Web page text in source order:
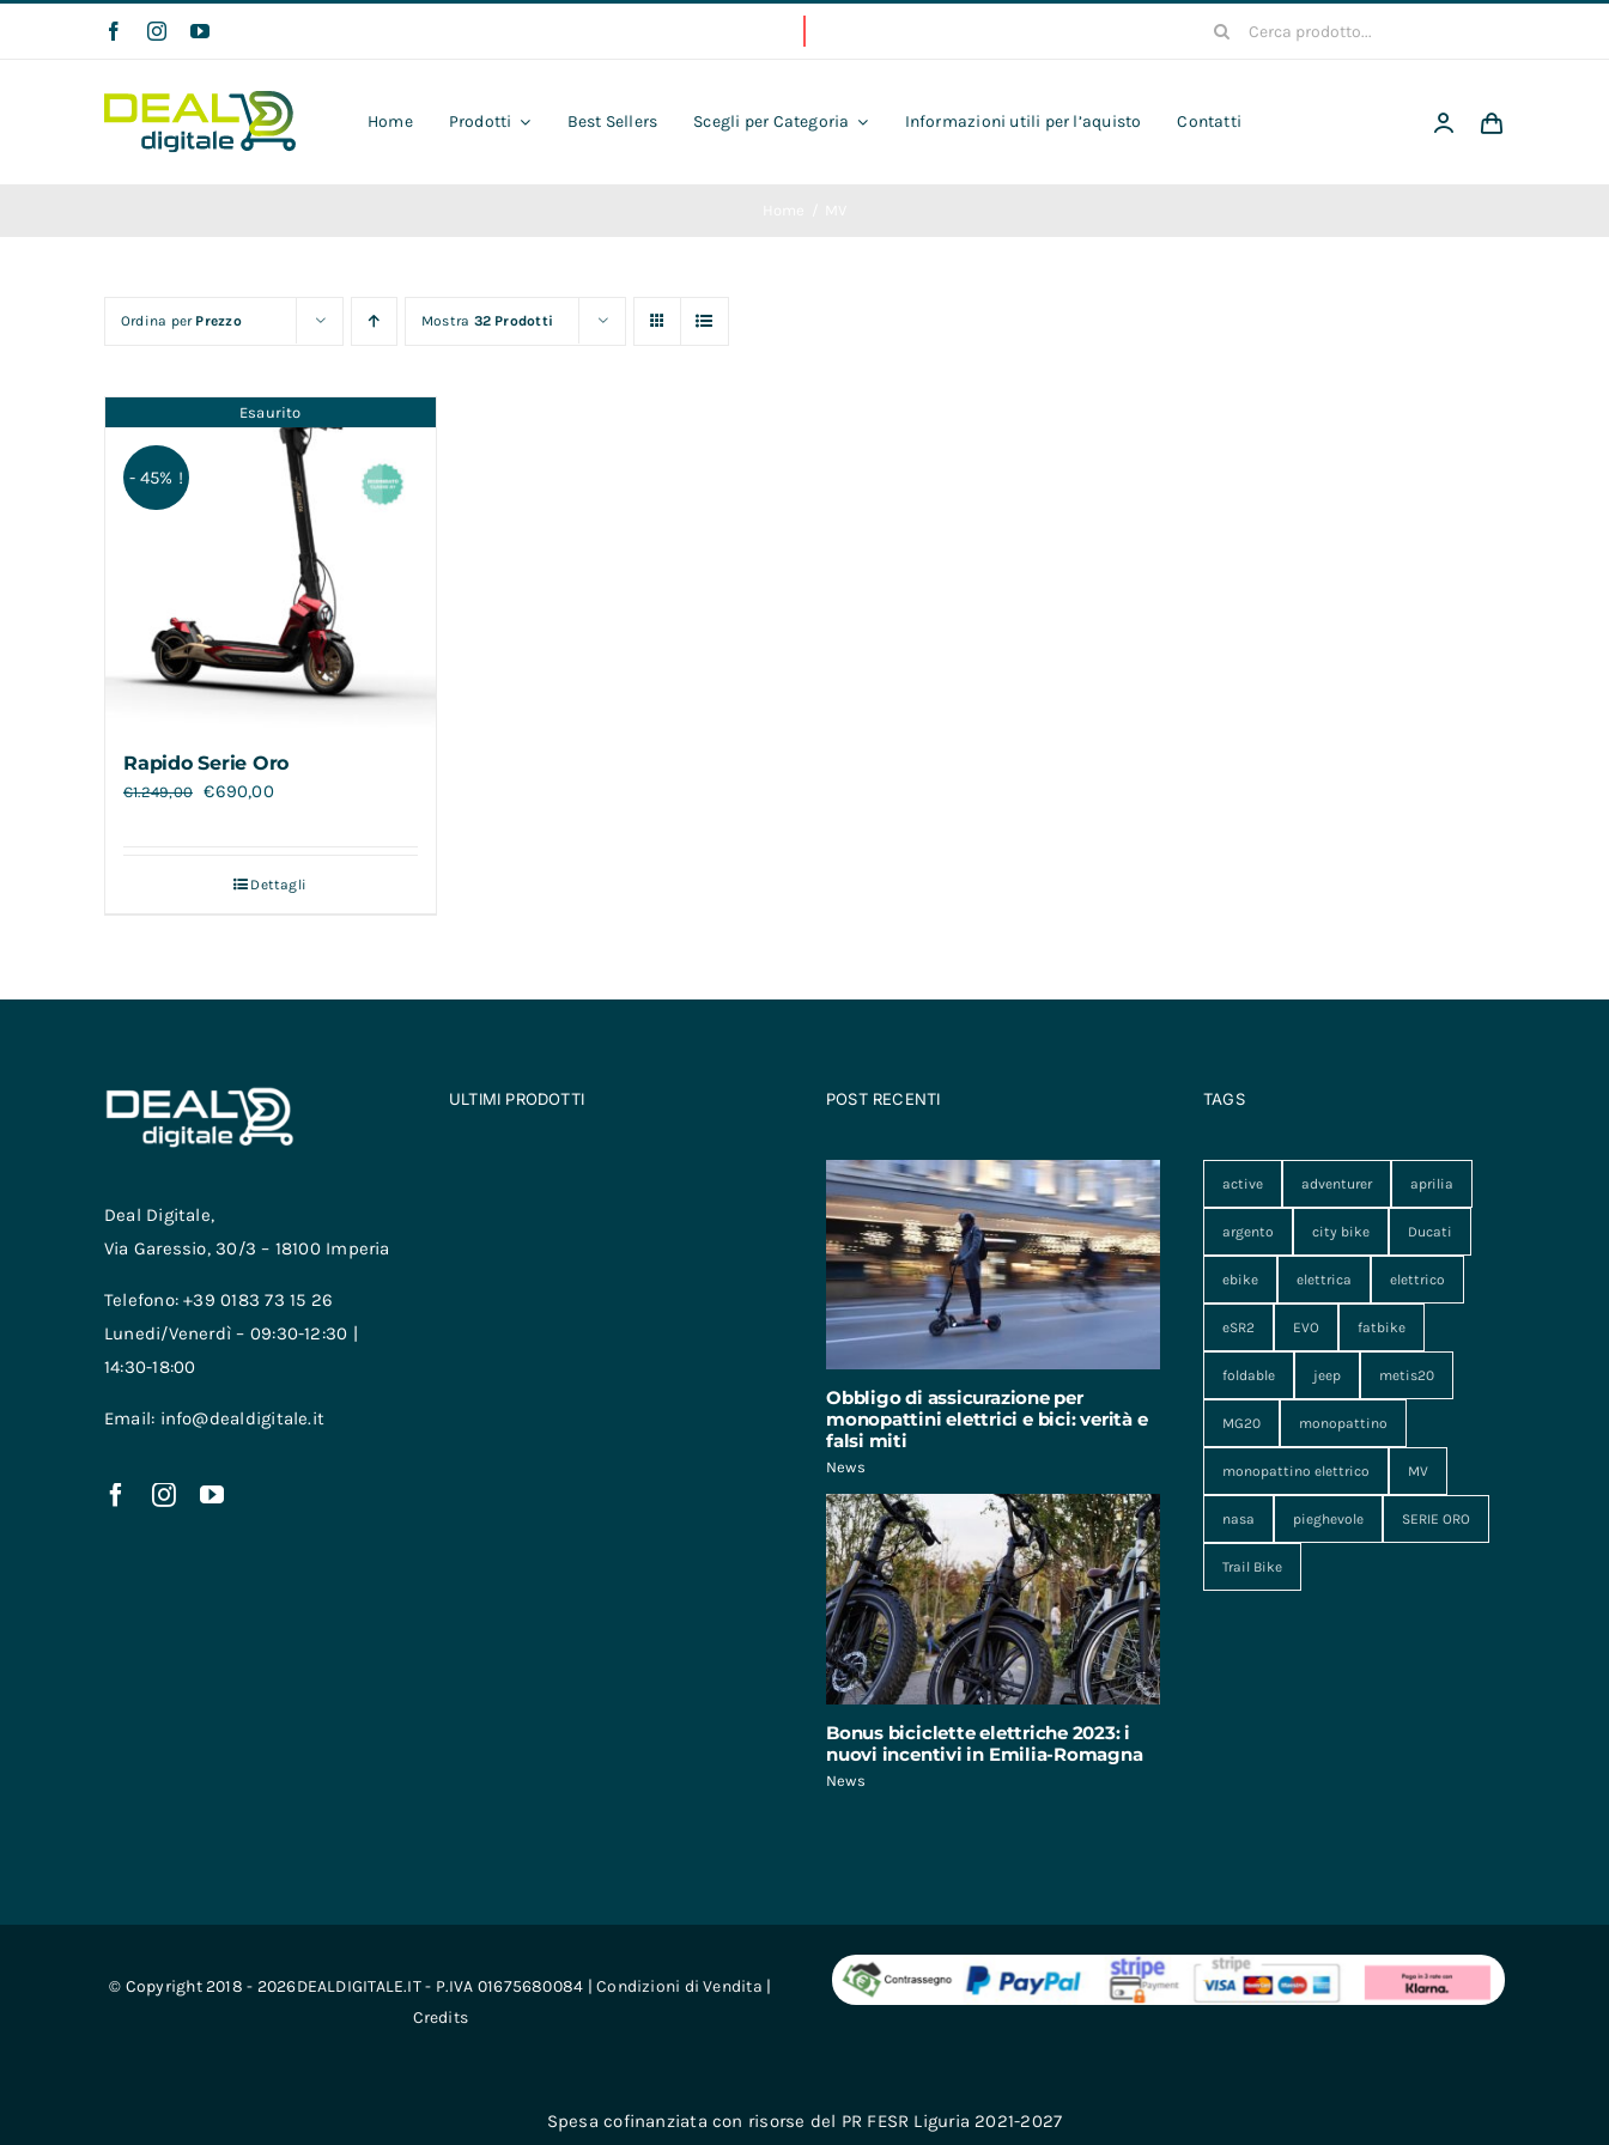
Cerca
Home Prodotti Best Sellers Scegli per Categoria Informazioni utili per l’aquisto Contatti
Ordina per Prezzo Mostra 32 Prodotti
Esaurito
- 45% !
Rapido Serie Oro
€1.249,00 €690,00
Dettagli
Deal Digitale,
Via Garessio, 30/3 – 18100 Imperia
Telefono: +39 0183 73 15 26
Lunedi/Venerdì – 09:30-12:30 |
14:30-18:00
Email: info@dealdigitale.it
ULTIMI PRODOTTI POST RECENTI
Obbligo di assicurazione per
monopattini elettrici e bici: verità e
falsi miti
News
Bonus biciclette elettriche 2023: i
nuovi incentivi in Emilia-Romagna
News
TAGS
active adventurer aprilia
argento city bike Ducati
ebike elettrica elettrico
eSR2 EVO fatbike
foldable jeep metis20
MG20 monopattino
monopattino elettrico MV
nasa pieghevole SERIE ORO
Trail Bike
© Copyright 2018 - 2026DEALDIGITALE.IT - P.IVA 01675680084 |Condizioni di Vendita |
Credits
Spesa cofinanziata con risorse del PR FESR Liguria 2021-2027